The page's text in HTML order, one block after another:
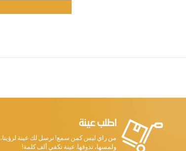
اطلب عينة
من راي ليس كمن سمع! نرسل لك عينة لرؤيتا،
ولمسها، تذوقها. عينة تكفي ألف كلمة!